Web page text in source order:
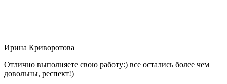
Ирина Криворотова
Отлично выполняете свою работу:) все остались более чем
довольны, респект!)